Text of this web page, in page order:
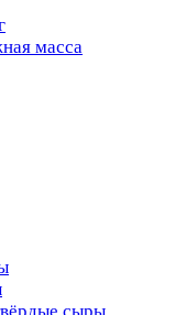
масса